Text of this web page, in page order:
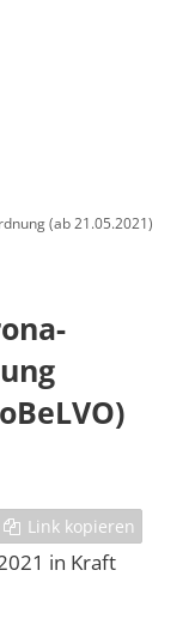
(ab 21.05.2021)
Link kopieren
in Kraft